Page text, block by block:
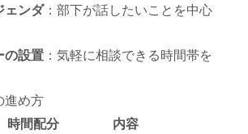
ェンダ：部下が話したいことを中心
の設置 ：気軽に相談できる時間帯を
進め方
時間配分
内容